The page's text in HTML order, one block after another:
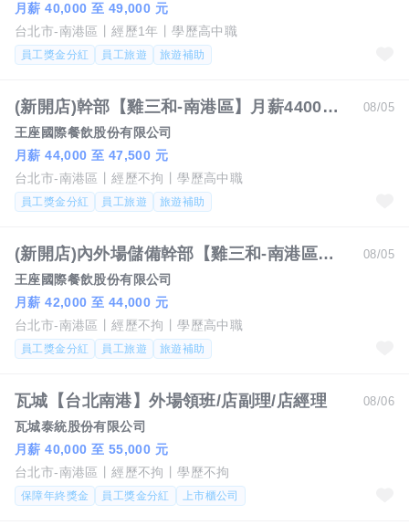
月薪 40,000 至 49,000 元
台北市-南港區
經歷1年 學歷高中職
員工獎金分紅 員工旅遊 旅遊補助
08/05
(新開店)幹部【雞三和-南港區】月薪44000-47500另有門市達標獎金
王座國際餐飲股份有限公司
月薪 44,000 至 47,500 元
台北市-南港區
經歷不拘 學歷高中職
員工獎金分紅 員工旅遊 旅遊補助
08/05
(新開店)內外場儲備幹部【雞三和-南港區】月薪42000-44000 #另有門市達標獎金 #無經驗可
王座國際餐飲股份有限公司
月薪 42,000 至 44,000 元
台北市-南港區
經歷不拘 學歷高中職
員工獎金分紅 員工旅遊 旅遊補助
08/06
瓦城【台北南港】外場領班/店副理/店經理
瓦城泰統股份有限公司
月薪 40,000 至 55,000 元
台北市-南港區
經歷不拘 學歷不拘
保障年終獎金 員工獎金分紅 上市櫃公司